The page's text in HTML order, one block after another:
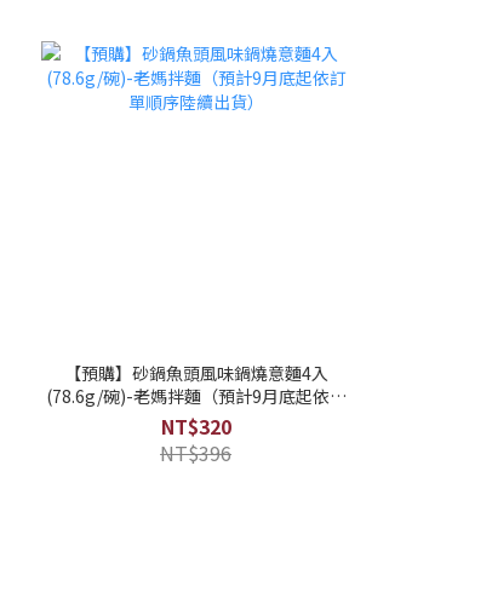
【預購】砂鍋魚頭風味鍋燒意麵4入
(78.6g/碗)-老媽拌麵（預計9月底起依訂
單順序陸續出貨）
NT$320
NT$396